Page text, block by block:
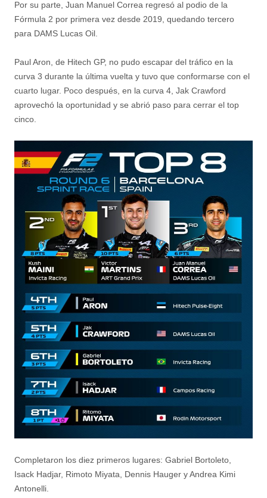
Por su parte, Juan Manuel Correa regresó al podio de la
Fórmula 2 por primera vez desde 2019, quedando tercero
para DAMS Lucas Oil.
Paul Aron, de Hitech GP, no pudo escapar del tráfico en la
curva 3 durante la última vuelta y tuvo que conformarse con el
cuarto lugar. Poco después, en la curva 4, Jak Crawford
aprovechó la oportunidad y se abrió paso para cerrar el top
cinco.
Completaron los diez primeros lugares: Gabriel Bortoleto,
Isack Hadjar, Rimoto Miyata, Dennis Hauger y Andrea Kimi
Antonelli.